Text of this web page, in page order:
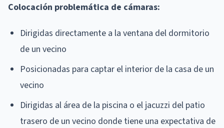
Colocación problemática de cámaras:
Dirigidas directamente a la ventana del dormitorio
de un vecino
Posicionadas para captar el interior de la casa de un
vecino
Dirigidas al área de la piscina o el jacuzzi del patio
trasero de un vecino donde tiene una expectativa de